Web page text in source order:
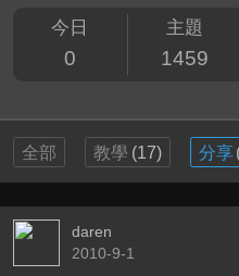
今日
0
主題
1459
全部 教學 (17) 分享
daren
2010-9-1